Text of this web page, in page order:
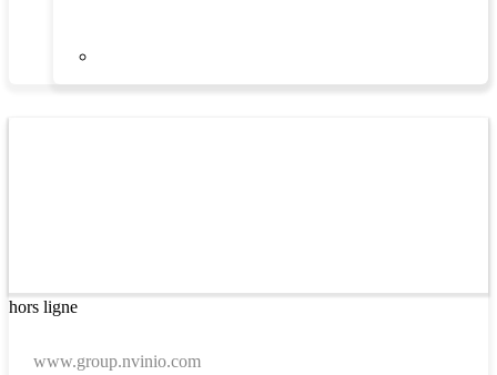
hors ligne
www.group.nvinio.com